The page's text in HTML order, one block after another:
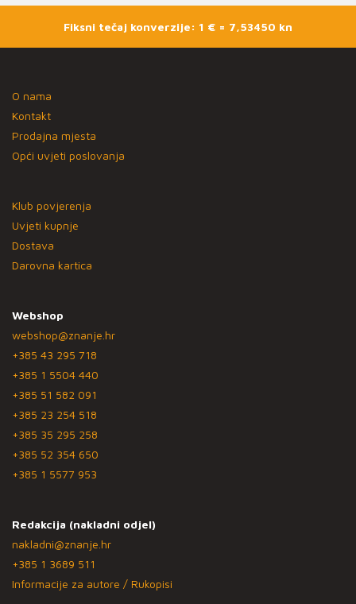
Fiksni tečaj konverzije: 1 € = 7,53450 kn
O nama
Kontakt
Prodajna mjesta
Opći uvjeti poslovanja
Klub povjerenja
Uvjeti kupnje
Dostava
Darovna kartica
Webshop
webshop@znanje.hr
+385 43 295 718
+385 1 5504 440
+385 51 582 091
+385 23 254 518
+385 35 295 258
+385 52 354 650
+385 1 5577 953
Redakcija (nakladni odjel)
nakladni@znanje.hr
+385 1 3689 511
Informacije za autore / Rukopisi